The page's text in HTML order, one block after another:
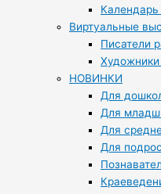
Календарь
Виртуальные
Писатели
Художники
НОВИНКИ
Для
Для
Для
Для